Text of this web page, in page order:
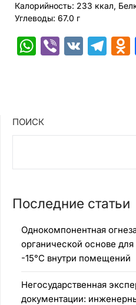
Калорийность: 233 ккал,
Углеводы: 67.0 г
WhatsApp
Viber
VK
ПОИСК
Последние статьи
Однокомпонентная
органической основе
-15°C внутри помещений
Негосударственная
документации: